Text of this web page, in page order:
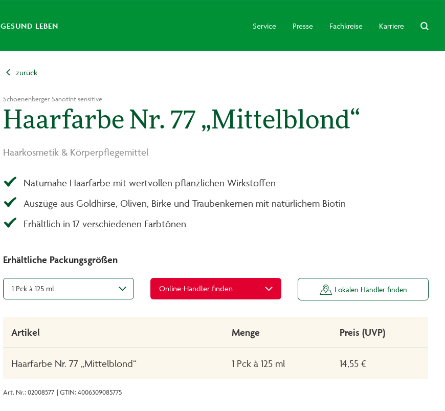
GESUND LEBEN Service Presse Fachkreise Karriere
zurück
Schoenenberger Sanotint sensitive
Haarfarbe Nr. 77 „Mittelblond“
Haarkosmetik & Körperpflegemittel
Naturnahe Haarfarbe mit wertvollen pflanzlichen Wirkstoffen
Auszüge aus Goldhirse, Oliven, Birke und Traubenkernen mit natürlichem Biotin
Erhältlich in 17 verschiedenen Farbtönen
Erhältliche Packungsgrößen
1 Pck à 125 ml Online-Händler finden Lokalen Händler finden
Artikel Menge Preis (UVP)
Haarfarbe Nr. 77 „Mittelblond“ 1 Pck à 125 ml 14,55 €
Art. Nr.: 02008577 | GTIN: 4006309085775